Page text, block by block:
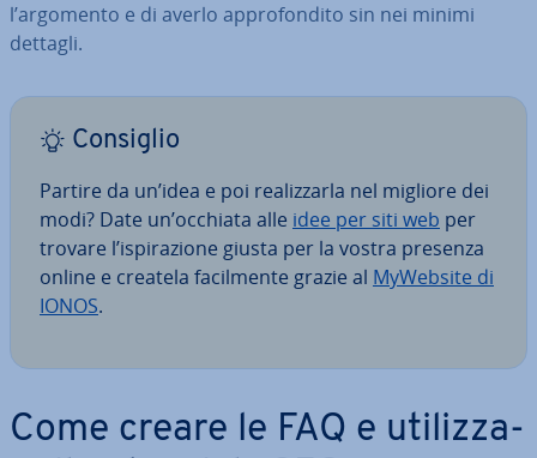
l’argomento e di averlo ap­pro­fon­di­to sin nei minimi
dettagli.
Consiglio
Partire da un’idea e poi rea­liz­zar­la nel migliore dei
modi? Date un’occhiata alle idee per siti web per
trovare l’ispi­ra­zio­ne giusta per la vostra presenza
online e createla fa­cil­men­te grazie al MyWebsite di
IONOS.
Come creare le FAQ e uti­liz­za­